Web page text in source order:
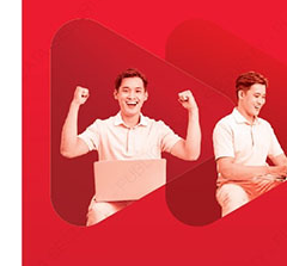
Quảng Ngãi
Quảng Ninh
Quảng Trị
Sóc Trăng
Sơn La
Tây Ninh
Thái Bình
Thái Nguyên